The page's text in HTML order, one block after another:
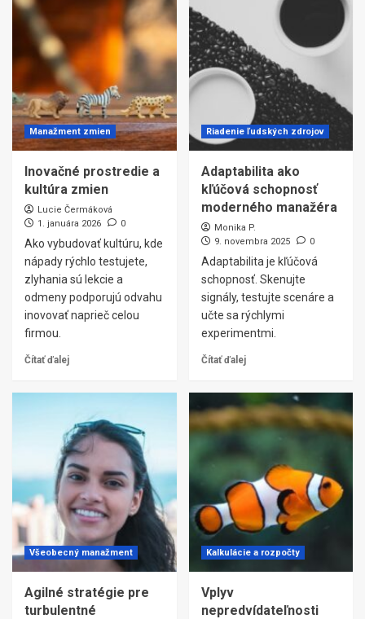
Manažment zmien
Inovačné prostredie a
kultúra zmien
Lucie Čermáková
1. januára 2026
0
Ako vybudovať kultúru, kde
nápady rýchlo testujete,
zlyhania sú lekcie a
odmeny podporujú odvahu
inovovať naprieč celou
firmou.
Čítať ďalej
Riadenie ľudských zdrojov
Adaptabilita ako
kľúčová schopnosť
moderného manažéra
Monika P.
9. novembra 2025
0
Adaptabilita je kľúčová
schopnosť. Skenujte
signály, testujte scenáre a
učte sa rýchlymi
experimentmi.
Čítať ďalej
Všeobecný manažment
Agilné stratégie pre
turbulentné
Kalkulácie a rozpočty
Vplyv
nepredvídateľnosti